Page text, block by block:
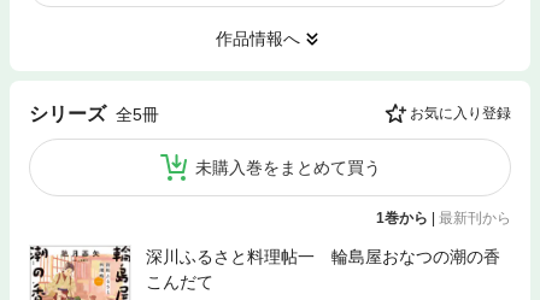
作品情報へ
シリーズ 全5冊 お気に入り登録
未購入巻をまとめて買う
1巻から | 最新刊から
深川ふるさと料理帖一 輪島屋おなつの潮の香
こんだて